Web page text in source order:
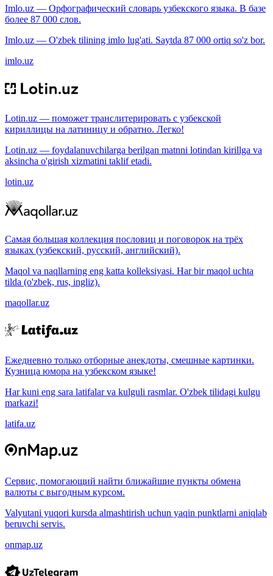
Imlo.uz — Орфографический словарь узбекского языка. В базе
более 87 000 слов.
Imlo.uz — O'zbek tilining imlo lug'ati. Saytda 87 000 ortiq so'z bor.
imlo.uz
Lotin.uz — поможет транслитерировать с узбекской
кириллицы на латиницу и обратно. Легко!
Lotin.uz — foydalanuvchilarga berilgan matnni lotindan kirillga va
aksincha o'girish xizmatini taklif etadi.
lotin.uz
Самая большая коллекция пословиц и поговорок на трёх
языках (узбекский, русский, английский).
Maqol va naqllarning eng katta kolleksiyasi. Har bir maqol uchta
tilda (o'zbek, rus, ingliz).
maqollar.uz
Ежедневно только отборные анекдоты, смешные картинки.
Кузница юмора на узбекском языке!
Har kuni eng sara latifalar va kulguli rasmlar. O'zbek tilidagi kulgu
markazi!
latifa.uz
Сервис, помогающий найти ближайшие пункты обмена
валюты с выгодным курсом.
Valyutani yuqori kursda almashtirish uchun yaqin punktlarni aniqlab
beruvchi servis.
onmap.uz